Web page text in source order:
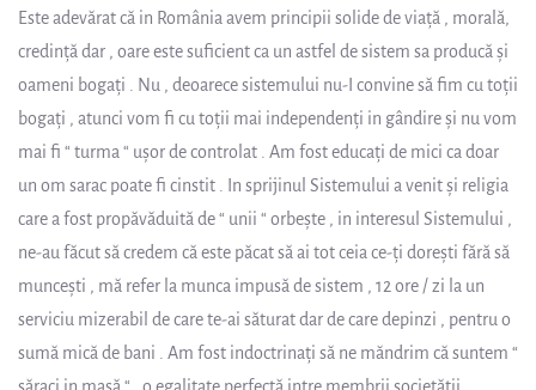
Este adevărat că in România avem principii solide de viaţă , morală,
credinţă dar , oare este suficient ca un astfel de sistem sa producă şi
oameni bogaţi . Nu , deoarece sistemului nu-I convine să fim cu toţii
bogaţi , atunci vom fi cu toţii mai independenţi in gândire şi nu vom
mai fi “ turma “ uşor de controlat . Am fost educaţi de mici ca doar
un om sarac poate fi cinstit . In sprijinul Sistemului a venit şi religia
care a fost propăvăduită de “ unii “ orbeşte , in interesul Sistemului ,
ne-au făcut să credem că este păcat să ai tot ceia ce-ţi doreşti fără să
munceşti , mă refer la munca impusă de sistem , 12 ore / zi la un
serviciu mizerabil de care te-ai săturat dar de care depinzi , pentru o
sumă mică de bani . Am fost indoctrinaţi să ne măndrim că suntem “